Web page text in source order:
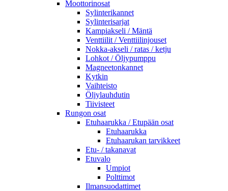
Moottorinosat
Sylinterikannet
Sylinterisarjat
Kampiakseli / Mäntä
Venttiilit / Venttiilinjouset
Nokka-akseli / ratas / ketju
Lohkot / Öljypumppu
Magneetonkannet
Kytkin
Vaihteisto
Öljylauhdutin
Tiivisteet
Rungon osat
Etuhaarukka / Etupään osat
Etuhaarukka
Etuhaarukan tarvikkeet
Etu- / takanavat
Etuvalo
Umpiot
Polttimot
Ilmansuodattimet